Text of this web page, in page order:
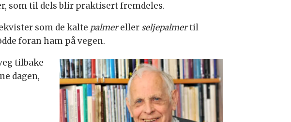
som til dels blir praktisert fremdeles.
som de kalte palmereller seljepalmertil
foran ham på vegen.
tilbake
dagen,